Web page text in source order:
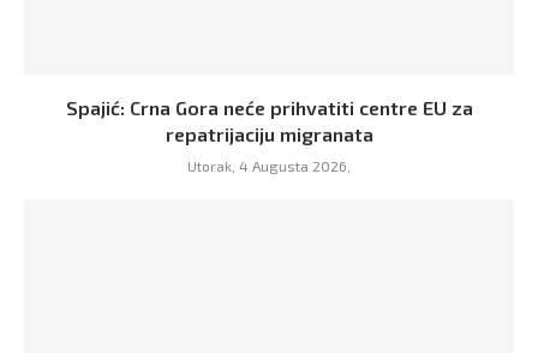
Spajić: Crna Gora neće prihvatiti centre EU za
repatrijaciju migranata
Utorak, 4 Augusta 2026,